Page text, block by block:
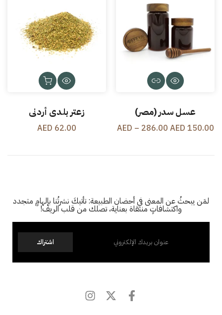
عسل سدر (مصر)
150.00 AED – 286.00 AED
زعتر بلدي أردني
62.00 AED
لمَن يبحثُ عن المعنى في أحضان الطبيعة: تأتيكَ نشرتُنا بإلهامٍ متجدد
واكتشافاتٍ منتقاة بعناية، تصلك من قلب الريف!
اشتراك